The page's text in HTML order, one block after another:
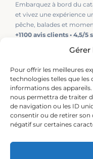
Pour offrir les meilleures
technologies telles que les
informations des
nous permettra de traiter
de navigation ou les ID
consentir ou de retirer
négatif sur certaines
Embarquez à bord du
et vivez une expérience
pêche, balades et
+1100 avis clients • 4,5/5
Pêche en mer
Le Grand Dauphin
Soirée privée
EVJF/EVG
Équipement
Blog